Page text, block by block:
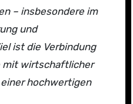
– insbesondere im
und
ist die Verbindung
mit wirtschaftlicher
hochwertigen